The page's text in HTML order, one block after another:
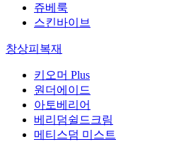
쥬베룩
스킨바이브
창상피복재
키오머 Plus
원더에이드
아토베리어
베리덤쉴드크림
메티스덤 미스트